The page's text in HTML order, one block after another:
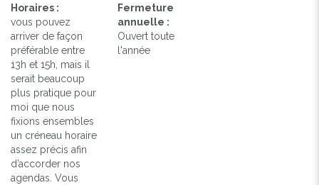
Horaires :
vous pouvez
arriver de façon
préférable entre
13h et 15h, mais il
serait beaucoup
plus pratique pour
moi que nous
fixions ensembles
un créneau horaire
assez précis afin
d’accorder nos
agendas. Vous
Fermeture
annuelle :
Ouvert toute
l'année